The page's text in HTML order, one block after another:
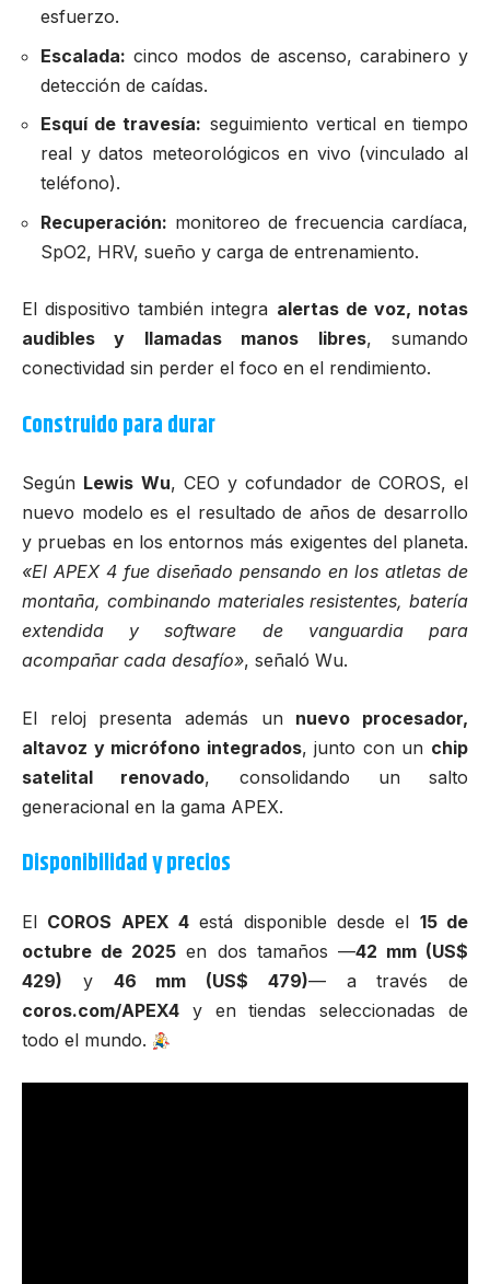
esfuerzo.
Escalada: cinco modos de ascenso, carabinero y
detección de caídas.
Esquí de travesía: seguimiento vertical en tiempo
real y datos meteorológicos en vivo (vinculado al
teléfono).
Recuperación: monitoreo de frecuencia cardíaca,
SpO2, HRV, sueño y carga de entrenamiento.
El dispositivo también integra alertas de voz, notas
audibles y llamadas manos libres, sumando
conectividad sin perder el foco en el rendimiento.
Construido para durar
Según Lewis Wu, CEO y cofundador de COROS, el
nuevo modelo es el resultado de años de desarrollo
y pruebas en los entornos más exigentes del planeta.
«El APEX 4 fue diseñado pensando en los atletas de
montaña, combinando materiales resistentes, batería
extendida y software de vanguardia para
acompañar cada desafío», señaló Wu.
El reloj presenta además un nuevo procesador,
altavoz y micrófono integrados, junto con un chip
satelital renovado, consolidando un salto
generacional en la gama APEX.
Disponibilidad y precios
El COROS APEX 4 está disponible desde el 15 de
octubre de 2025 en dos tamaños —42 mm (US$
429) y 46 mm (US$ 479)— a través de
coros.com/APEX4 y en tiendas seleccionadas de
todo el mundo.